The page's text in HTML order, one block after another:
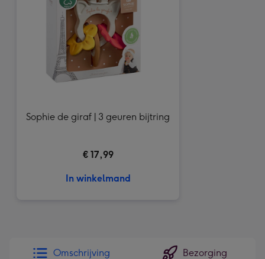
Sophie de giraf | 3 geuren bijtring
€ 17,99
In winkelmand
Omschrijving Bezorging